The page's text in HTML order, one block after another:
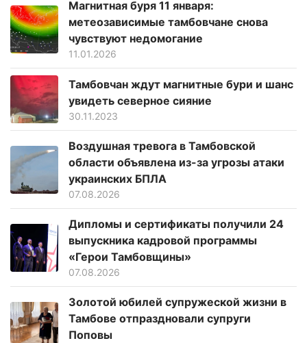
Магнитная буря 11 января:
метеозависимые тамбовчане снова
чувствуют недомогание
11.01.2026
Тамбовчан ждут магнитные бури и шанс
увидеть северное сияние
30.11.2023
Воздушная тревога в Тамбовской
области объявлена из-за угрозы атаки
украинских БПЛА
07.08.2026
Дипломы и сертификаты получили 24
выпускника кадровой программы
«Герои Тамбовщины»
07.08.2026
Золотой юбилей супружеской жизни в
Тамбове отпраздновали супруги
Поповы